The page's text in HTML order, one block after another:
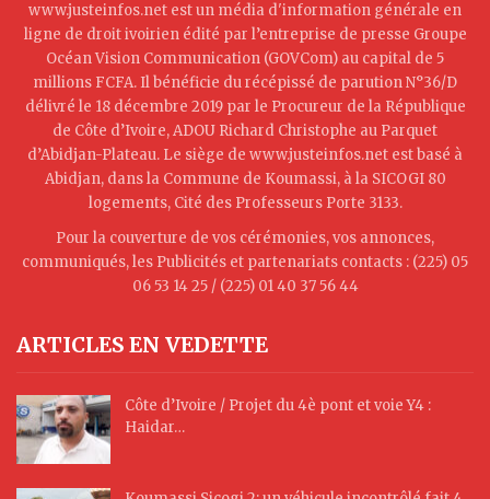
www.justeinfos.net est un média d'information générale en
ligne de droit ivoirien édité par l’entreprise de presse Groupe
Océan Vision Communication (GOVCom) au capital de 5
millions FCFA. Il bénéficie du récépissé de parution N°36/D
délivré le 18 décembre 2019 par le Procureur de la République
de Côte d’Ivoire, ADOU Richard Christophe au Parquet
d’Abidjan-Plateau. Le siège de www.justeinfos.net est basé à
Abidjan, dans la Commune de Koumassi, à la SICOGI 80
logements, Cité des Professeurs Porte 3133.
Pour la couverture de vos cérémonies, vos annonces,
communiqués, les Publicités et partenariats contacts : (225) 05
06 53 14 25 / (225) 01 40 37 56 44
ARTICLES EN VEDETTE
Côte d’Ivoire / Projet du 4è pont et voie Y4 :
Haidar…